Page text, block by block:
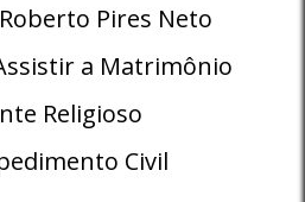
Pires Neto
a Matrimônio
Religioso
Civil